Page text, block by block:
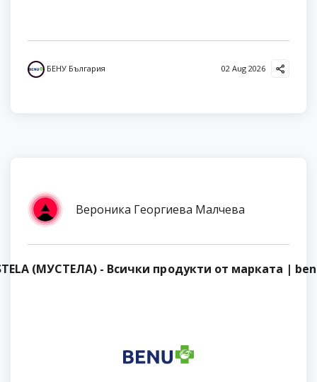
БЕНУ България 02 Aug 2026
Вероника Георгиева Малчева
(МУСТЕЛА) - Всички продукти от марката |